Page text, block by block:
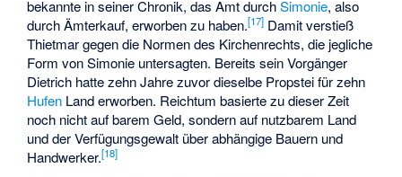
bekannte in seiner Chronik, das Amt durchSimonie, also
durch Ämterkauf, erworben zu haben.[17] Damit verstieß
Thietmar gegen die Normen des Kirchenrechts, die jegliche
Form von Simonie untersagten. Bereits sein Vorgänger
Dietrich hatte zehn Jahre zuvor dieselbe Propstei für zehn
Hufen Land erworben. Reichtum basierte zu dieser Zeit
noch nicht auf barem Geld, sondern auf nutzbarem Land
und der Verfügungsgewalt über abhängige Bauern und
Handwerker.[18]